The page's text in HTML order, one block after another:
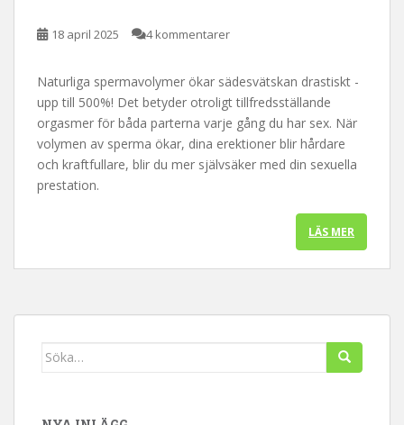
18 april 2025 4 kommentarer
Naturliga spermavolymer ökar sädesvätskan drastiskt -
upp till 500%! Det betyder otroligt tillfredsställande
orgasmer för båda parterna varje gång du har sex. När
volymen av sperma ökar, dina erektioner blir hårdare
och kraftfullare, blir du mer självsäker med din sexuella
prestation.
LÄS MER
Söka